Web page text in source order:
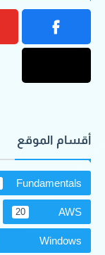
أقسام الموقع
Fundamentals
AWS
20
Windows